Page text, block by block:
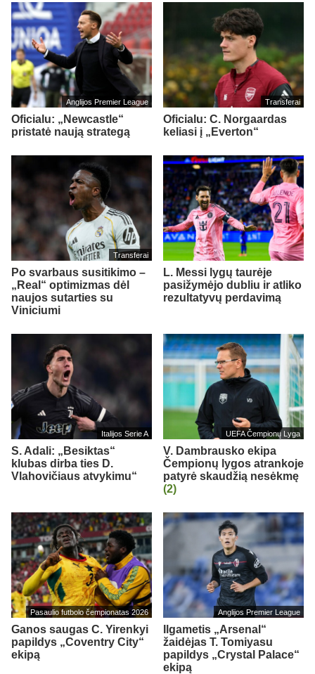
Anglijos Premier League
Oficialu: „Newcastle“
pristatė naują strategą
Transferai
Oficialu: C. Norgaardas
keliasi į „Everton“
Transferai
Po svarbaus susitikimo –
„Real“ optimizmas dėl
naujos sutarties su
Viniciumi
L. Messi lygų taurėje
pasižymėjo dubliu ir atliko
rezultatyvų perdavimą
Italijos Serie A
S. Adali: „Besiktas“
klubas dirba ties D.
Vlahovičiaus atvykimu“
UEFA Čempionų Lyga
V. Dambrausko ekipa
Čempionų lygos atrankoje
patyrė skaudžią nesėkmę
(2)
Pasaulio futbolo čempionatas 2026
Ganos saugas C. Yirenkyi
papildys „Coventry City“
ekipą
Anglijos Premier League
Ilgametis „Arsenal“
žaidėjas T. Tomiyasu
papildys „Crystal Palace“
ekipą